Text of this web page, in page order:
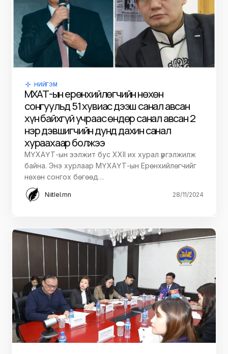
НИЙГЭМ
МҮХАҮТ-ын ерөнхийлөгчийн нөхөн
сонгуульд 51 хувиас дээш санал авсан
хүн байхгүй учраас өндөр санал авсан 2
нэр дэвшигчийн дунд дахин санал
хураахаар болжээ
МҮХАҮТ-ын ээлжит бус XXII их хурал үргэлжилж
байна. Энэ хурлаар МҮХАҮТ-ын Ерөнхийлөгчийг
нөхөн сонгох бөгөөд…
Niitlel.mn 28/11/2024